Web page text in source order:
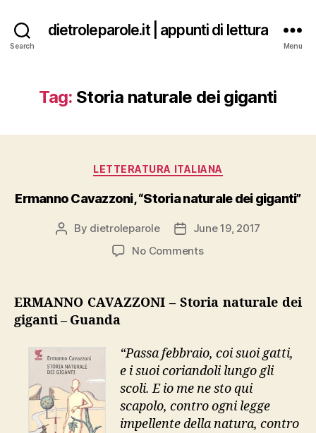
Search
dietroleparole.it | appunti di lettura
Menu
Tag: Storia naturale dei giganti
Categories
LETTERATURA ITALIANA
Ermanno Cavazzoni, “Storia naturale dei giganti”
Post
By dietroleparole
PostJune 19, 2017
No Commentson
“Storia
ERMANNO CAVAZZONI – Storia naturale dei
giganti – Guanda
“Passa febbraio, coi suoi gatti,
e i suoi coriandoli lungo gli
scoli. E io me ne sto qui
scapolo, contro ogni legge
impellente della natura, contro